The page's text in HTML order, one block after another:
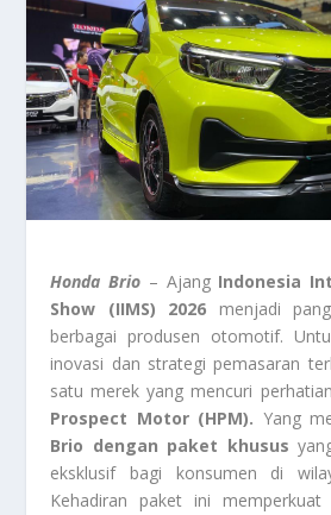
Honda Brio – Ajang Indonesia
Show (IIMS) 2026 menjadi
berbagai produsen otomotif.
inovasi dan strategi pemasaran
satu merek yang mencuri
Prospect Motor (HPM). Yang
Brio dengan paket khusus
eksklusif bagi konsumen di
Kehadiran paket ini